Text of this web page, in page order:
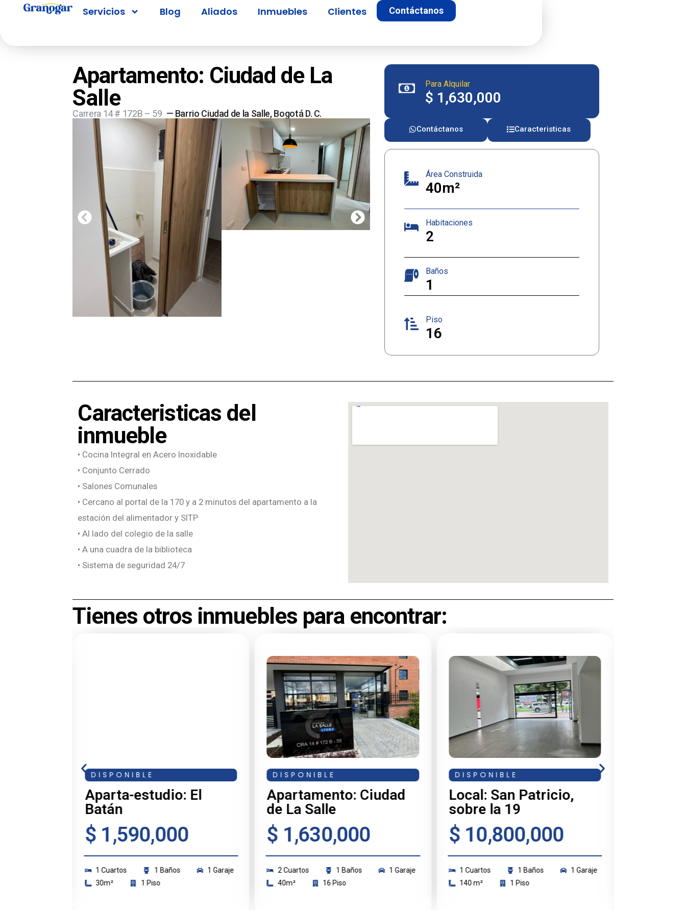
Servicios Blog Aliados Inmuebles Clientes Contáctanos
Apartamento: Ciudad de La
Salle
Carrera 14 # 172B – 59 — Barrio Ciudad de la Salle, Bogotá D. C.
Para Alquilar
$ 1,630,000
Contáctanos Caracteristicas
Área Construida
40m²
Habitaciones
2
Baños
1
Piso
16
Caracteristicas del
inmueble
• Cocina Integral en Acero Inoxidable
• Conjunto Cerrado
• Salones Comunales
• Cercano al portal de la 170 y a 2 minutos del apartamento a la
estación del alimentador y SITP
• Al lado del colegio de la salle
• A una cuadra de la biblioteca
• Sistema de seguridad 24/7
Tienes otros inmuebles para encontrar:
DISPONIBLE
Aparta-estudio: El
Batán
$ 1,590,000
1 Cuartos 1 Baños
1 Garaje
30m²
1 Piso
DISPONIBLE
Apartamento: Ciudad
de La Salle
$ 1,630,000
2 Cuartos 1 Baños
1 Garaje
40m²
16 Piso
DISPONIBLE
Local: San Patricio,
sobre la 19
$ 10,800,000
1 Cuartos 1 Baños
1 Garaje
140 m²
1 Piso